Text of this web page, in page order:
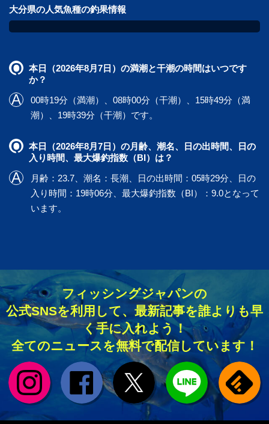
大分県の人気魚種の釣果情報
本日（2026年8月7日）の満潮と干潮の時間はいつです
か？
00時19分（満潮）、08時00分（干潮）、15時49分（満
潮）、19時39分（干潮）です。
本日（2026年8月7日）の月齢、潮名、日の出時間、日の
入り時間、最大爆釣指数（BI）は？
月齢：23.7、潮名：長潮、日の出時間：05時29分、日の
入り時間：19時06分、最大爆釣指数（BI）：9.0となって
います。
フィッシングジャパンの
公式SNSを利用して、最新記事を誰よりも早
く手に入れよう！
全てのニュースを無料で配信しています！